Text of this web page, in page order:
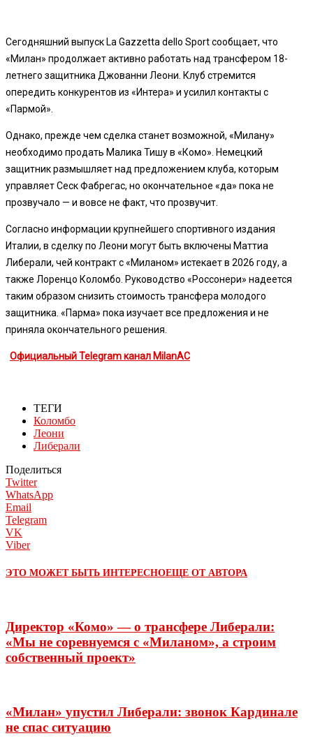
Сегодняшний выпуск La Gazzetta dello Sport сообщает, что
«Милан» продолжает активно работать над трансфером 18-
летнего защитника Джованни Леони. Клуб стремится
опередить конкурентов из «Интера» и усилил контакты с
«Пармой».
Однако, прежде чем сделка станет возможной, «Милану»
необходимо продать Малика Тишу в «Комо». Немецкий
защитник размышляет над предложением клуба, которым
управляет Сеск Фабрегас, но окончательное «да» пока не
прозвучало — и вовсе не факт, что прозвучит.
Согласно информации крупнейшего спортивного издания
Италии, в сделку по Леони могут быть включены Маттиа
Либерали, чей контракт с «Миланом» истекает в 2026 году, а
также Лоренцо Коломбо. Руководство «Россонери» надеется
таким образом снизить стоимость трансфера молодого
защитника. «Парма» пока изучает все предложения и не
приняла окончательного решения.
Официальный Telegram канал MilanAC
ТЕГИ
Коломбо
Леони
Либерали
Поделиться
Twitter
WhatsApp
Email
Telegram
VK
Viber
ЭТО МОЖЕТ БЫТЬ ИНТЕРЕСНОЕЩЕ ОТ АВТОРА
Директор «Комо» — о трансфере Либерали:
«Мы не соревнуемся с «Миланом», а строим
собственный проект»
«Милан» упустил Либерали: звонок Кардинале
не спас ситуацию